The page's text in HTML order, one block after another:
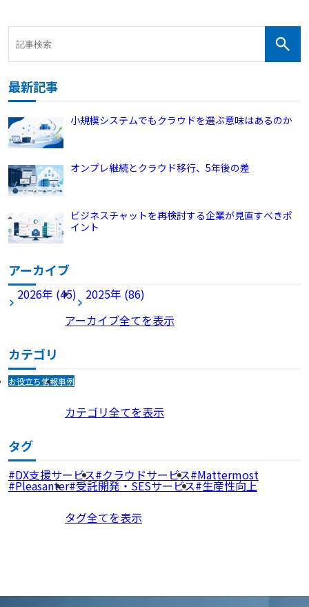
最新記事
小規模システムでもクラウドを選ぶ意味はあるのか
オンプレ継続とクラウド移行、5年後の差
ビジネスチャットを再検討する企業が見直すべきポ
イント
アーカイブ
2026年 (45)
2025年 (86)
アーカイブ全てを表示
カテゴリ
お役立ち情報事例
カテゴリ全てを表示
タグ
DX支援サービス クラウドサービス Mattermost
Pleasanter 受託開発・SESサービス 生産性向上
タグ全てを表示